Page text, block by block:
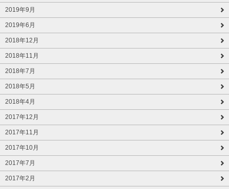
2019年9月
2019年6月
2018年12月
2018年11月
2018年7月
2018年5月
2018年4月
2017年12月
2017年11月
2017年10月
2017年7月
2017年2月